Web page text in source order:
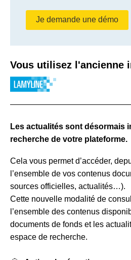
Je demande une démo
Vous utilisez l'ancienne
Les actualités sont désormais
recherche de votre plateforme.
Cela vous permet d’accéder,
l’ensemble de vos contenus
sources officielles, actualités…).
Cette nouvelle modalité de
l’ensemble des contenus
documents de fonds et les
espace de recherche.